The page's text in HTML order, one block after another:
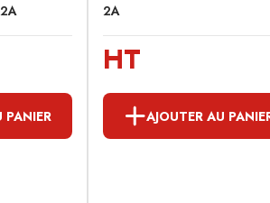
PANIER
2A
HT
AJOUTER AU